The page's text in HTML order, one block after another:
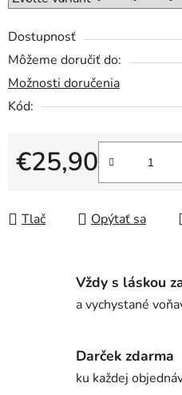
Dostupnosť
Môžeme doručiť do:
Možnosti doručenia
Kód:
€25,90
Jednotková cena:
Tlač Opýtať sa
Vždy s láskou
a vychystané
Darček zdarma
ku každej